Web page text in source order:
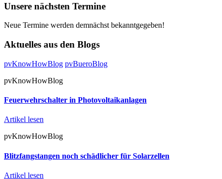
Unsere nächsten Termine
Neue Termine werden demnächst bekanntgegeben!
Aktuelles aus den Blogs
pvKnowHowBlog pvBueroBlog
pvKnowHowBlog
Feuerwehrschalter in Photovoltaikanlagen
Artikel lesen
pvKnowHowBlog
Blitzfangstangen noch schädlicher für Solarzellen
Artikel lesen